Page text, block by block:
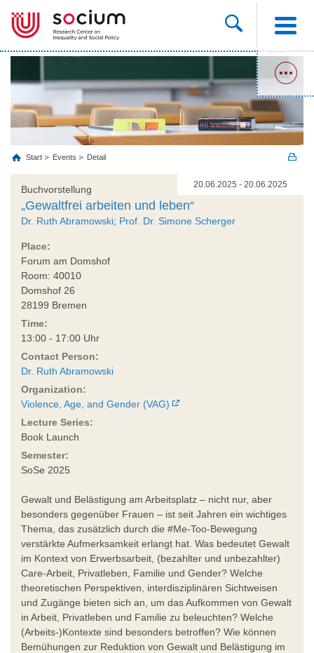
Start Events Detail
20.06.2025 - 20.06.2025
Buchvorstellung
„Gewaltfrei arbeiten und leben“
Dr. Ruth Abramowski; Prof. Dr. Simone Scherger
Place:
Forum am Domshof
Room: 40010
Domshof 26
28199 Bremen
Time:
13:00 - 17:00 Uhr
Contact Person:
Dr. Ruth Abramowski
Organization:
Violence, Age, and Gender (VAG)
Lecture Series:
Book Launch
Semester:
SoSe 2025
Gewalt und Belästigung am Arbeitsplatz – nicht nur, aber
besonders gegenüber Frauen – ist seit Jahren ein wichtiges
Thema, das zusätzlich durch die #Me-Too-Bewegung
verstärkte Aufmerksamkeit erlangt hat. Was bedeutet Gewalt
im Kontext von Erwerbsarbeit, (bezahlter und unbezahlter)
Care-Arbeit, Privatleben, Familie und Gender? Welche
theoretischen Perspektiven, interdisziplinären Sichtweisen
und Zugänge bieten sich an, um das Aufkommen von Gewalt
in Arbeit, Privatleben und Familie zu beleuchten? Welche
(Arbeits-)Kontexte sind besonders betroffen? Wie können
Bemühungen zur Reduktion von Gewalt und Belästigung im